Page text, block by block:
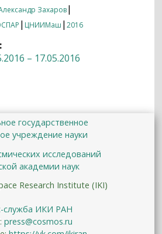
Захаров|
| ЦНИИМаш |2016
– 17.05.2016
государственное
учреждение науки
исследований
академии наук
Research Institute (IKI)
служба ИКИ РАН
press@cosmos.ru